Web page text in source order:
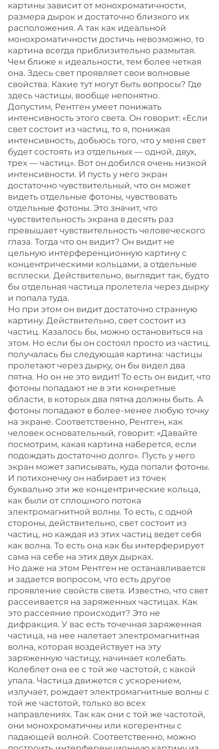
картины зависит от монохроматичности,
размера дырок и достаточно близкого их
расположения. А так как идеальной
монохроматичности достичь невозможно, то
картина всегда приблизительно размытая.
Чем ближе к идеальности, тем более четкая
она. Здесь свет проявляет свои волновые
свойства. Какие тут могут быть вопросы? Где
здесь частицы, вообще непонятно.
Допустим, Рентген умеет понижать
интенсивность этого света. Он говорит: «Если
свет состоит из частиц, то я, понижая
интенсивность, добьюсь того, что у меня свет
будет состоять из отдельных — одной, двух,
трех — частиц». Вот он добился очень низкой
интенсивности. И пусть у него экран
достаточно чувствительный, что он может
видеть отдельные фотоны, чувствовать
отдельные фотоны. Это значит, что
чувствительность экрана в десять раз
превышает чувствительность человеческого
глаза. Тогда что он видит? Он видит не
цельную интерференционную картину с
концентрическими кольцами, а отдельные
всплески. Действительно, выглядит так, будто
бы отдельная частица пролетела через дырку
и попала туда.
Но при этом он видит достаточно странную
картину. Действительно, свет состоит из
частиц. Казалось бы, можно остановиться на
этом. Но если бы он состоял просто из частиц,
получалась бы следующая картина: частицы
пролетают через дырку, он бы видел два
пятна. Но он не это видит! То есть он видит, что
фотоны попадают не в эти конкретные
области, в которых два пятна должны быть. А
фотоны попадают в более-менее любую точку
на экране. Соответственно, Рентген, как
человек основательный, говорит: «Давайте
посмотрим, какая картина наберется, если
подождать достаточно долго». Пусть у него
экран может записывать, куда попали фотоны.
И потихонечку он набирает из точек
буквально эти же концентрические кольца,
как были от сплошного потока
электромагнитной волны. То есть, с одной
стороны, действительно, свет состоит из
частиц, но каждая из этих частиц ведет себя
как волна. То есть она как бы интерферирует
сама на себе на этих двух дырках.
Но даже на этом Рентген не останавливается
и задается вопросом, что есть другое
проявление свойств света. Известно, что свет
рассеивается на заряженных частицах. Как
это рассеяние происходит? Это не
дифракция. У вас есть точечная заряженная
частица, на нее налетает электромагнитная
волна, которая воздействует на эту
заряженную частицу, начинает колебать.
Колеблет она ее с той же частотой, с какой
упала. Частица движется с ускорением,
излучает, рождает электромагнитные волны с
той же частотой, только во всех
направлениях. Так как они с той же частотой,
они монохроматичны или когерентны с
падающей волной. Соответственно, можно